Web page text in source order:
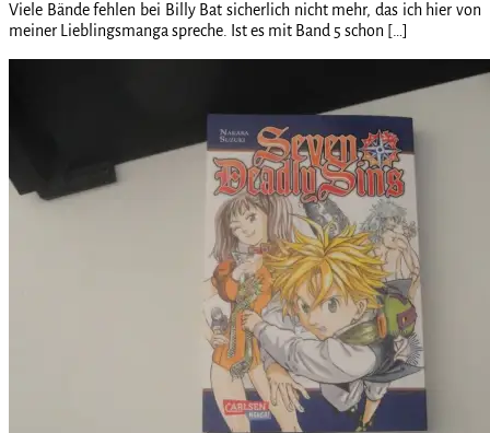
Viele Bände fehlen bei Billy Bat sicherlich nicht mehr, das ich hier von
meiner Lieblingsmanga spreche. Ist es mit Band 5 schon […]